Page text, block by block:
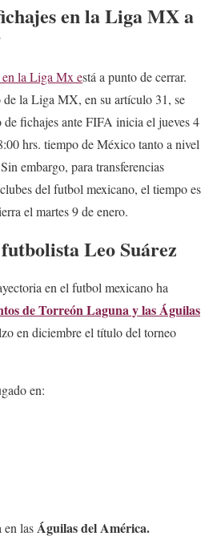
en la Liga MX a
en la Liga Mx está a punto de cerrar.
de la Liga MX, en su artículo 31, se
de fichajes ante FIFA inicia el jueves 4
hrs. tiempo de México tanto a nivel
embargo, para transferencias
del futbol mexicano, el tiempo es
el martes 9 de enero.
Leo Suárez
en el futbol mexicano ha
de Torreón Laguna y las Águilas
en diciembre el título del torneo
en:
en lasÁguilas del América.